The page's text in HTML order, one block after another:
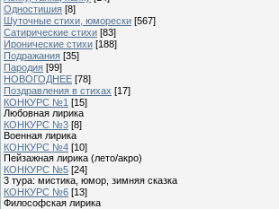
Одностишия [8]
Шуточные стихи, юморески [567]
Сатирические стихи [83]
Иронические стихи [188]
Подражания [35]
Пародия [99]
НОВОГОДНЕЕ [78]
Поздравления в стихах [17]
КОНКУРС №1 [15]
Любовная лирика
КОНКУРС №3 [8]
Военная лирика
КОНКУРС №4 [10]
Пейзажная лирика (лето/акро)
КОНКУРС №5 [24]
3 тура: мистика, юмор, зимняя сказка
КОНКУРС №6 [13]
Философская лирика